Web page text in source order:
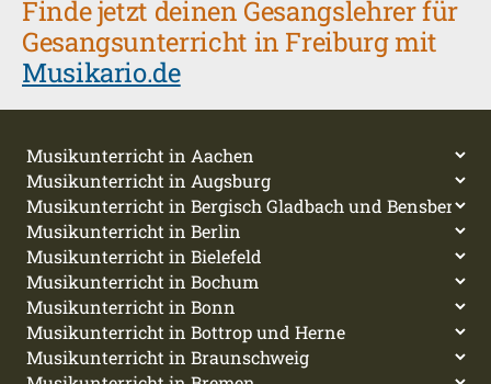
Finde jetzt deinen Gesangslehrer für
Gesangsunterricht in Freiburg mit
Musikario.de